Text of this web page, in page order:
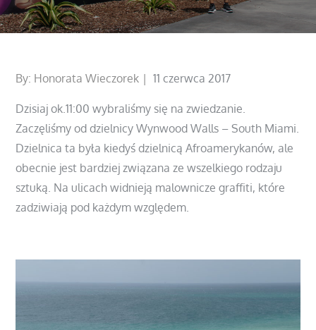
By: Honorata Wieczorek
Posted
11 czerwca 2017
Dzisiaj ok.11:00 wybraliśmy się na zwiedzanie.
Zaczęliśmy od dzielnicy Wynwood Walls – South Miami.
Dzielnica ta była kiedyś dzielnicą Afroamerykanów, ale
obecnie jest bardziej związana ze wszelkiego rodzaju
sztuką. Na ulicach widnieją malownicze graffiti, które
zadziwiają pod każdym względem.